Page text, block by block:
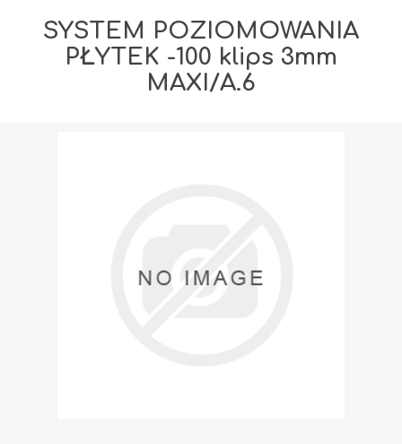
SYSTEM POZIOMOWANIA
PŁYTEK -100 klips 3mm
MAXI/A.6